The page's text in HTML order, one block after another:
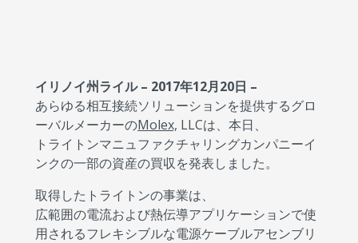
イリノイ州ライル – 2017年12月20日 –
あらゆる相互接続ソリューションを提供するグロ
ーバルメーカーのMolex, LLCは、本日、
トライトンマニュファクチャリングカンパニーイ
ンクの一部の資産の買収を発表しました。
取得したトライトンの事業は、
広範囲の電流および熱伝導アプリケーションで使
用されるフレキシブルな電源ケーブルアセンブリ